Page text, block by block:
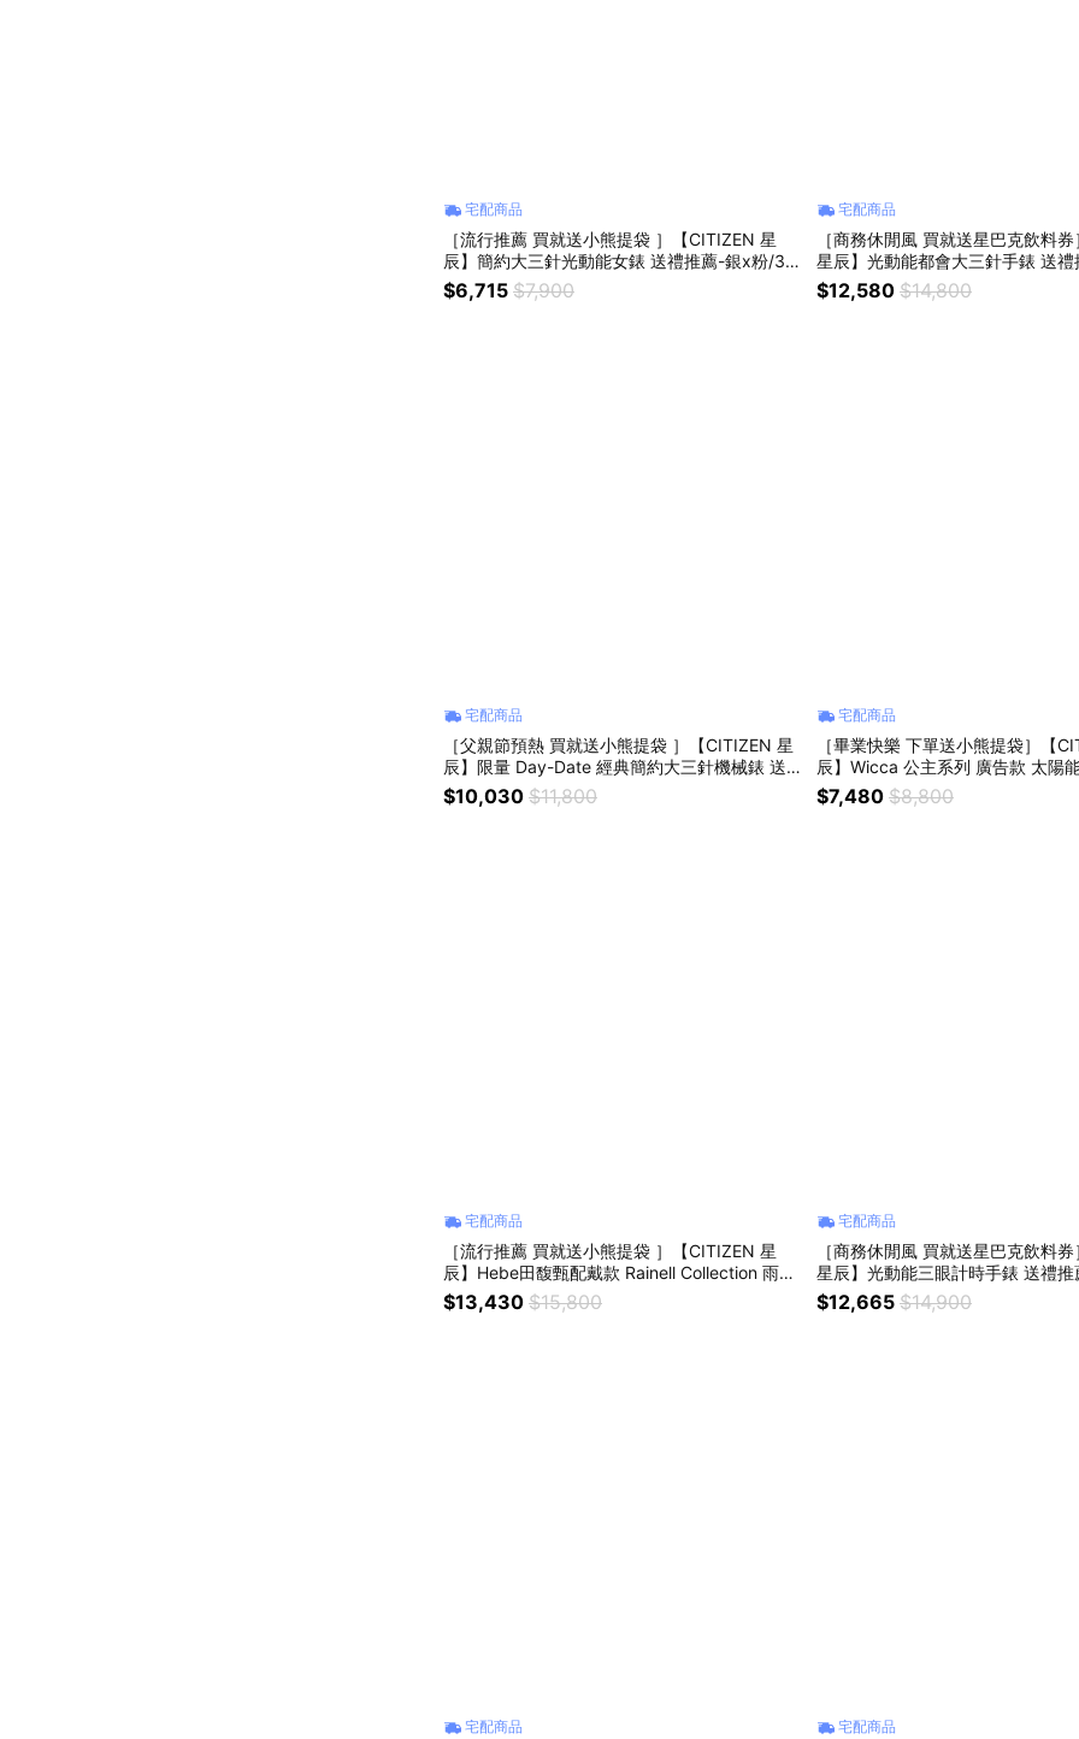
宅配商品
［流行推薦 買就送小熊提袋 ］【CITIZEN 星
辰】簡約大三針光動能女錶 送禮推薦-銀x粉/33.
5mm FE6121-67X
$6,715 $7,900
宅配商品
［商務休閒風 買就送星巴克飲料
星辰】光動能都會大三針手錶 送
M7660-54E
$12,580 $14,800
宅配商品
［父親節預熱 買就送小熊提袋 ］【CITIZEN 星
辰】限量 Day-Date 經典簡約大三針機械錶 送
禮推薦-40mm NY4063-01L
$10,030 $11,800
宅配商品
［畢業快樂 下單送小熊提袋］【
辰】Wicca 公主系列 廣告款 太陽
送禮推薦-24mm 15-1572-01
$7,480 $8,800
宅配商品
［流行推薦 買就送小熊提袋 ］【CITIZEN 星
辰】Hebe田馥甄配戴款 Rainell Collection 雨漾
款 光動能大三針女錶 送禮推薦 EM1202-50P
$13,430 $15,800
宅配商品
［商務休閒風 買就送星巴克飲料
星辰】光動能三眼計時手錶 送禮
85X
$12,665 $14,900
宅配商品 宅配商品